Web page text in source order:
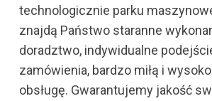
technologicznie parku
znajdą Państwo staranne
doradztwo, indywidualne
zamówienia, bardzo miłą i
obsługę. Gwarantujemy jakość